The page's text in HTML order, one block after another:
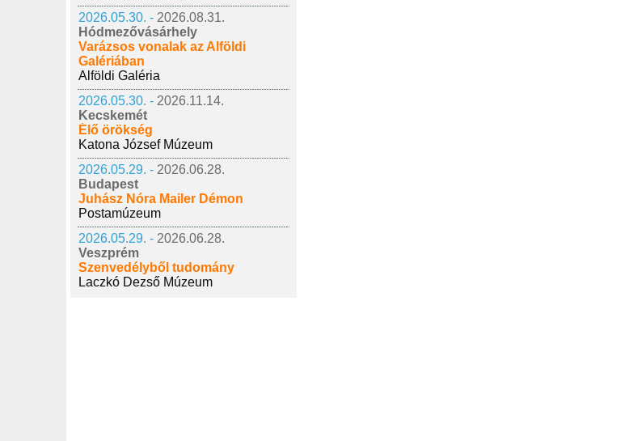
2026.05.30. - 2026.08.31.
Hódmezővásárhely
Varázsos vonalak az Alföldi
Galériában
Alföldi Galéria
2026.05.30. - 2026.11.14.
Kecskemét
Élő örökség
Katona József Múzeum
2026.05.29. - 2026.06.28.
Budapest
Juhász Nóra Mailer Démon
Postamúzeum
2026.05.29. - 2026.06.28.
Veszprém
Szenvedélyből tudomány
Laczkó Dezső Múzeum